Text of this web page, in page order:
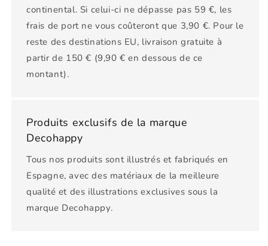
continental. Si celui-ci ne dépasse pas 59 €, les
frais de port ne vous coûteront que 3,90 €. Pour le
reste des destinations EU, livraison gratuite à
partir de 150 € (9,90 € en dessous de ce
montant).
Produits exclusifs de la marque
Decohappy
Tous nos produits sont illustrés et fabriqués en
Espagne, avec des matériaux de la meilleure
qualité et des illustrations exclusives sous la
marque Decohappy.